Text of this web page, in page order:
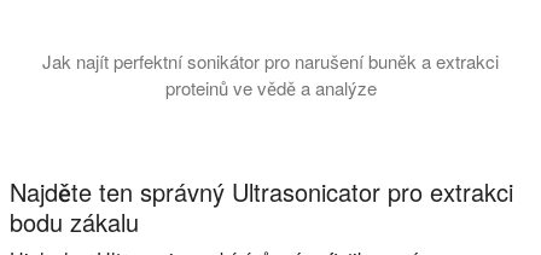
Jak najít perfektní sonikátor pro narušení buněk a extrakci
proteinů ve vědě a analýze
Najděte ten správný Ultrasonicator pro extrakci
bodu zákalu